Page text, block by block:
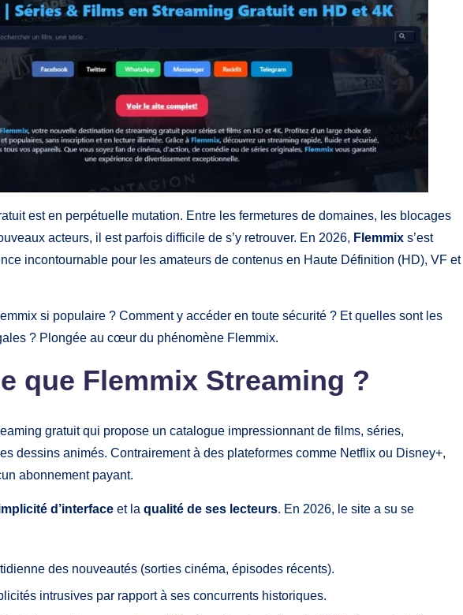
est en perpétuelle mutation. Entre les fermetures de domaines, les blocages
acteurs, il est parfois difficile de s’y retrouver. En 2026, Flemmix s’est
incontournable pour les amateurs de contenus en Haute Définition (HD), VF et
si populaire ? Comment y accéder en toute sécurité ? Et quelles sont les
? Plongée au cœur du phénomène Flemmix.
que Flemmix Streaming ?
gratuit qui propose un catalogue impressionnant de films, séries,
dessins animés. Contrairement à des plateformes comme Netflix ou Disney+,
abonnement payant.
d’interface et la qualité de ses lecteurs. En 2026, le site a su se
des nouveautés (sorties cinéma, épisodes récents).
intrusives par rapport à ses concurrents historiques.